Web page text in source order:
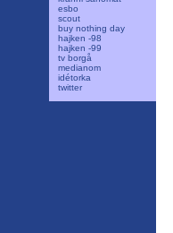
esbo
scout
buy nothing day
hajken -98
hajken -99
tv borgå
medianom
idétorka
twitter